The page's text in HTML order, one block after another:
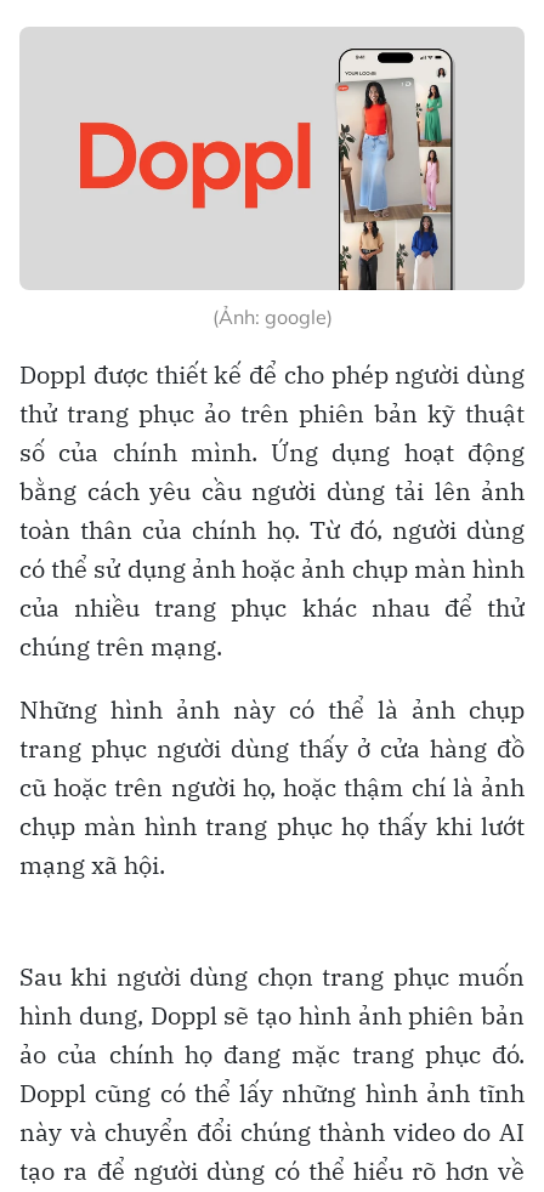
(Ảnh: google)
Doppl được thiết kế để cho phép người dùng
thử trang phục ảo trên phiên bản kỹ thuật
số của chính mình. Ứng dụng hoạt động
bằng cách yêu cầu người dùng tải lên ảnh
toàn thân của chính họ. Từ đó, người dùng
có thể sử dụng ảnh hoặc ảnh chụp màn hình
của nhiều trang phục khác nhau để thử
chúng trên mạng.
Những hình ảnh này có thể là ảnh chụp
trang phục người dùng thấy ở cửa hàng đồ
cũ hoặc trên người họ, hoặc thậm chí là ảnh
chụp màn hình trang phục họ thấy khi lướt
mạng xã hội.
Sau khi người dùng chọn trang phục muốn
hình dung, Doppl sẽ tạo hình ảnh phiên bản
ảo của chính họ đang mặc trang phục đó.
Doppl cũng có thể lấy những hình ảnh tĩnh
này và chuyển đổi chúng thành video do AI
tạo ra để người dùng có thể hiểu rõ hơn về